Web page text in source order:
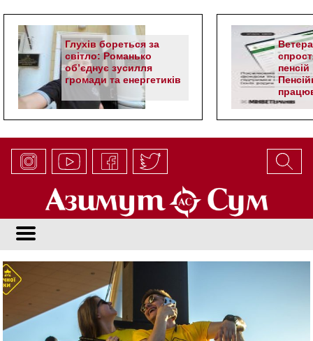
Глухів бореться за
світло: Романько
об’єднує зусилля
громади та енергетиків